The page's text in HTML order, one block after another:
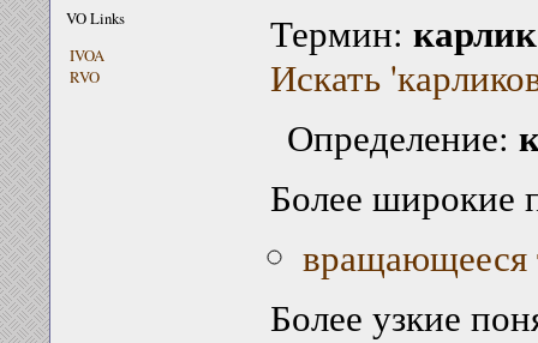
VO Links
IVOA
RVO
Термин:
Искать
Определение:
Более широкие
вращающееся
Более узкие